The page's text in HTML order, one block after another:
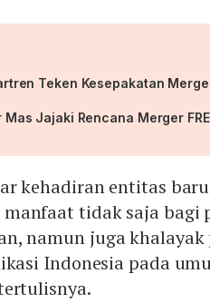
Teken Kesepakatan
Jajaki Rencana Merger
kehadiran entitas
tidak saja bagi
namun juga
Indonesia pada